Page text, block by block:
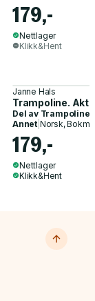
179,-
Nettlager
Klikk&Hent
Janne Hals
Trampoline.
Del av Trampoline
Annet| Norsk,
179,-
Nettlager
Klikk&Hent